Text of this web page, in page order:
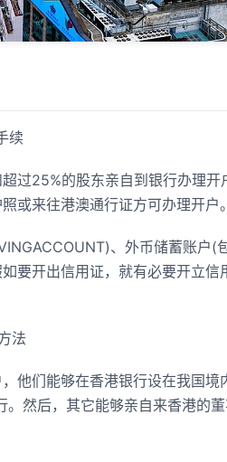
续
25%的股东亲自到银行办理开
或来往港澳通行证方可办理开户。
、外币储蓄账户(
要开出信用证，就有必要开立
法
们能够在香港银行设在我国境
然后，其它能够亲自来香港的